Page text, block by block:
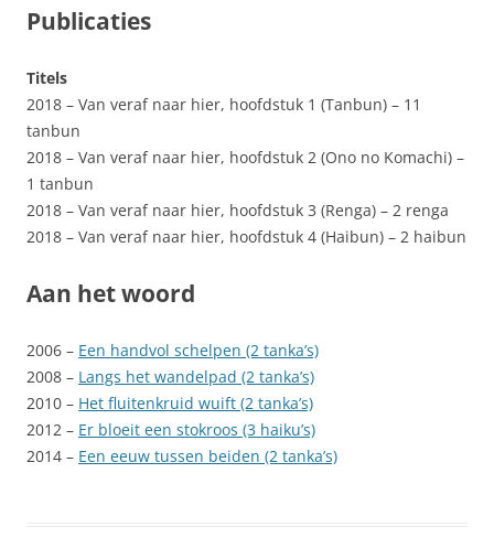
Publicaties
Titels
2018 – Van veraf naar hier, hoofdstuk 1 (Tanbun) – 11
tanbun
2018 – Van veraf naar hier, hoofdstuk 2 (Ono no Komachi) –
1 tanbun
2018 – Van veraf naar hier, hoofdstuk 3 (Renga) – 2 renga
2018 – Van veraf naar hier, hoofdstuk 4 (Haibun) – 2 haibun
Aan het woord
2006 – Een handvol schelpen (2 tanka’s)
2008 – Langs het wandelpad (2 tanka’s)
2010 – Het fluitenkruid wuift (2 tanka’s)
2012 – Er bloeit een stokroos (3 haiku’s)
2014 – Een eeuw tussen beiden (2 tanka’s)